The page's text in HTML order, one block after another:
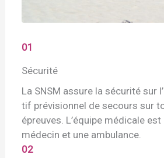
01
Sécurité
La SNSM assure la sécurité sur
tif prévi­sion­nel de secours sur
épreuves. L’équipe médicale
médecin et une ambulance.
02